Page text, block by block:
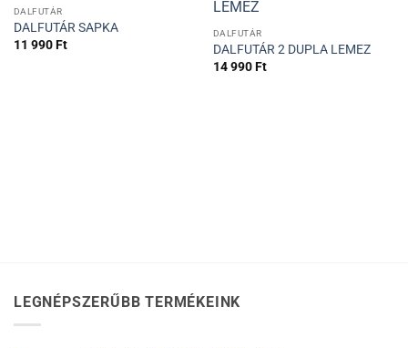
DALFUTÁR
DALFUTÁR SAPKA
11 990Ft
DALFUTÁR
DALFUTÁR 2 DUPLA LEMEZ
14 990Ft
LEGNÉPSZERŰBB TERMÉKEINK